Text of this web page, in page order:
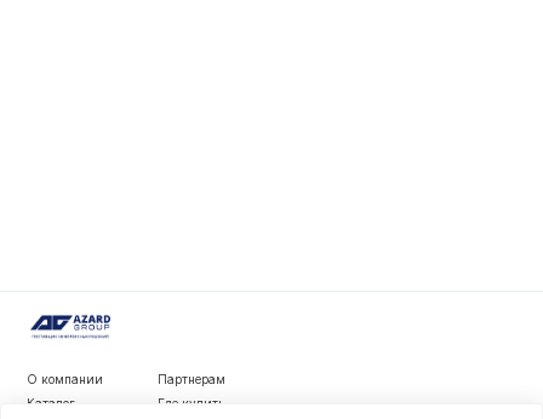
О компании
Каталог
Партнерам
Где купить